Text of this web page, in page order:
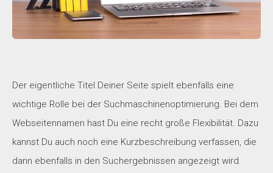
Der eigentliche Titel Deiner Seite spielt ebenfalls eine
wichtige Rolle bei der Suchmaschinenoptimierung. Bei dem
Webseitennamen hast Du eine recht große Flexibilität. Dazu
kannst Du auch noch eine Kurzbeschreibung verfassen, die
dann ebenfalls in den Suchergebnissen angezeigt wird.